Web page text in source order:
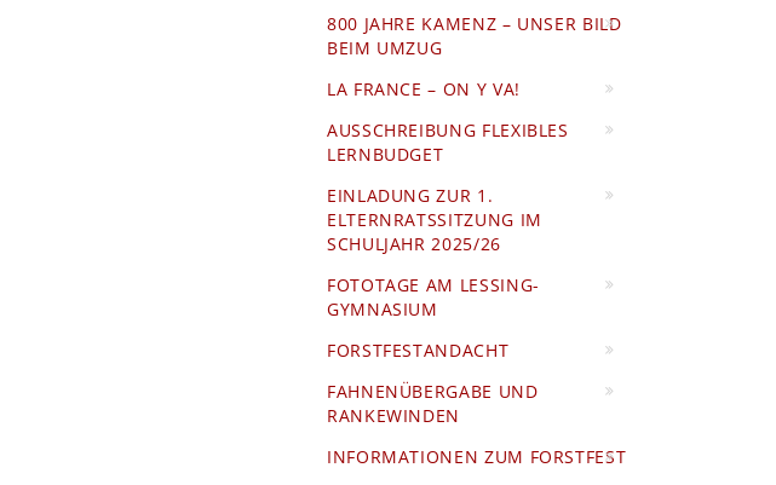
800 JAHRE KAMENZ – UNSER BILD
BEIM UMZUG
LA FRANCE – ON Y VA!
AUSSCHREIBUNG FLEXIBLES
LERNBUDGET
EINLADUNG ZUR 1.
ELTERNRATSSITZUNG IM
SCHULJAHR 2025/26
FOTOTAGE AM LESSING-
GYMNASIUM
FORSTFESTANDACHT
FAHNENÜBERGABE UND
RANKEWINDEN
INFORMATIONEN ZUM FORSTFEST